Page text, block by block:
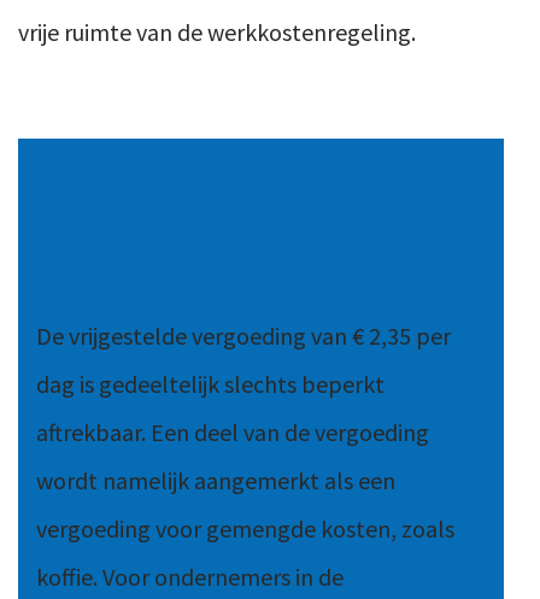
vrije ruimte van de werkkostenregeling.
De vrijgestelde vergoeding van € 2,35 per
dag is gedeeltelijk slechts beperkt
aftrekbaar. Een deel van de vergoeding
wordt namelijk aangemerkt als een
vergoeding voor gemengde kosten, zoals
koffie. Voor ondernemers in de